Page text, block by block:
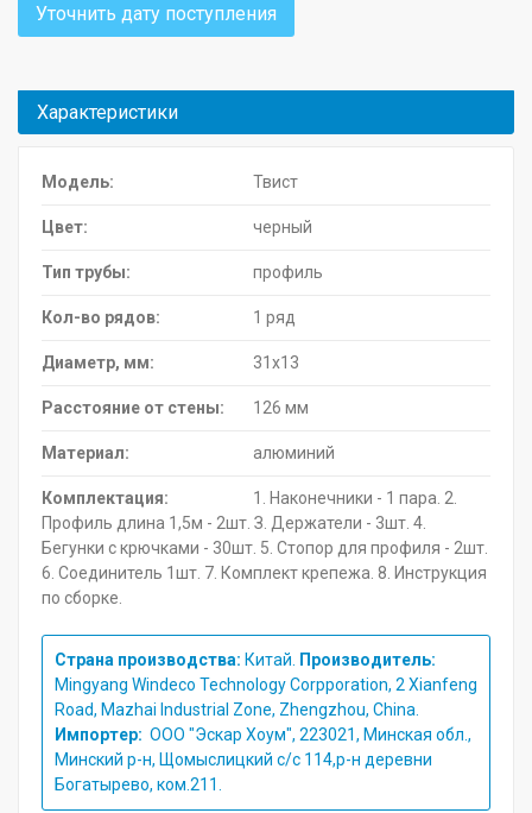
Уточнить дату поступления
Характеристики
Модель: Твист
Цвет: черный
Тип трубы: профиль
Кол-во рядов: 1 ряд
Диаметр, мм: 31х13
Расстояние от стены: 126 мм
Материал: алюминий
Комплектация:
1. Наконечники - 1 пара. 2.
Профиль длина 1,5м - 2шт. З. Держатели - 3шт. 4.
Бегунки с крючками - 30шт. 5. Стопор для профиля - 2шт.
6. Соединитель 1шт. 7. Комплект крепежа. 8. Инструкция
по сборке.
Страна производства: Китай.
Производитель:
Mingyang Windeco Technology Corpporation, 2 Xianfeng
Road, Mazhai Industrial Zone, Zhengzhou, China.
Импортер: ООО "Эскар Хоум", 223021, Минская обл.,
Минский р-н, Щомыслицкий с/с 114,р-н деревни
Богатырево, ком.211.